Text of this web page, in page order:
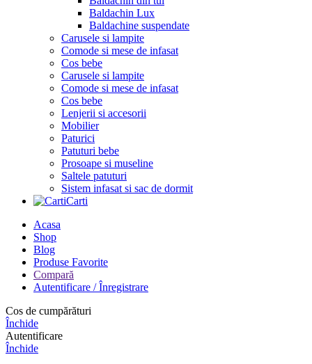
Baldachin Lux
Baldachine suspendate
Carusele si lampite
Comode si mese de infasat
Cos bebe
Carusele si lampite
Comode si mese de infasat
Cos bebe
Lenjerii si accesorii
Mobilier
Paturici
Patuturi bebe
Prosoape si museline
Saltele patuturi
Sistem infasat si sac de dormit
Carti
Acasa
Shop
Blog
Produse Favorite
Compară
Autentificare / Înregistrare
Cos de cumpărături
Închide
Autentificare
Închide